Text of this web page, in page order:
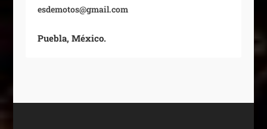
esdemotos@gmail.com
Puebla, México.